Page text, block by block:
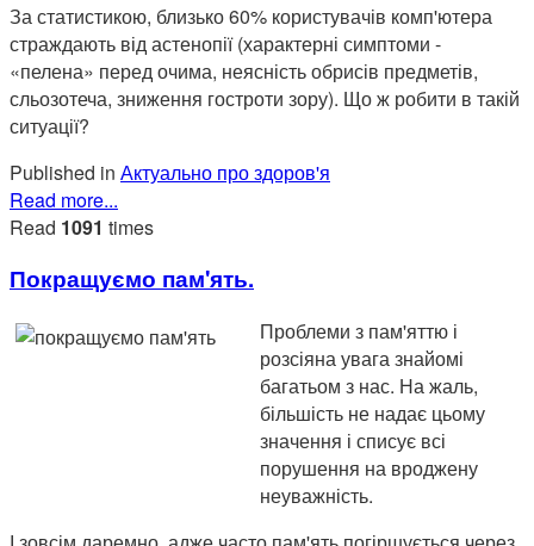
За статистикою, близько 60% користувачів комп'ютера
страждають від астенопії (характерні симптоми -
«пелена» перед очима, неясність обрисів предметів,
сльозотеча, зниження гостроти зору). Що ж робити в такій
ситуації?
Published in Актуально про здоров'я
Read more...
Read 1091 times
Покращуємо пам'ять.
Проблеми з пам'яттю і
розсіяна увага знайомі
багатьом з нас. На жаль,
більшість не надає цьому
значення і списує всі
порушення на вроджену
неуважність.